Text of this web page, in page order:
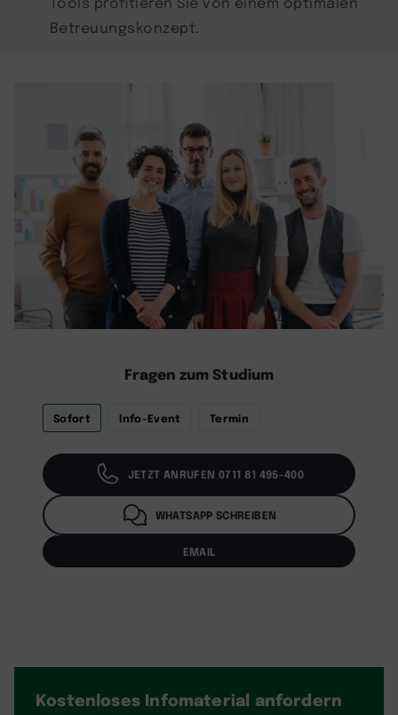
Betreuungskonzept.
Fragen zum Studium
Sofort Info-Event Termin
JETZT ANRUFEN 0711 81 495-400
WHATSAPP SCHREIBEN
EMAIL
Kostenloses Infomaterial anfordern